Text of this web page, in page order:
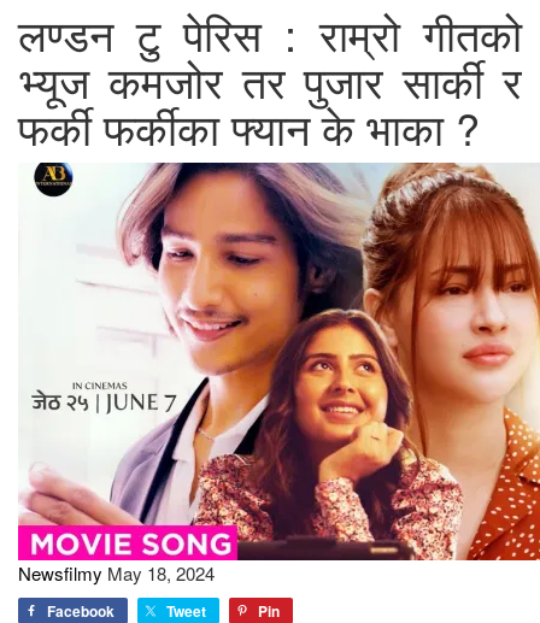
लण्डन टु पेरिस : राम्रो गीतको
भ्यूज कमजोर तर पुजार सार्की र
फर्की फर्कीका फ्यान के भाका ?
Newsfilmy May 18, 2024
Facebook Tweet Pin